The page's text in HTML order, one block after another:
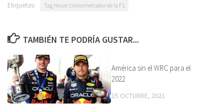
Etiquetas: Tag Heuer cronometrador de la F1
TAMBIÉN TE PODRÍA GUSTAR...
América sin el WRC para el
2022
15 OCTUBRE, 2021